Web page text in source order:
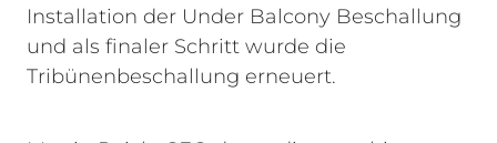
Installation der Under Balcony Beschallung
und als finaler Schritt wurde die
Tribünenbeschallung erneuert.